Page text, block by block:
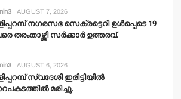
AUGUST 7, 2026
നഗരസഭ സെക്രട്ടെറി ഉള്‍പ്പെടെ 19
തരംതാഴ്ത്തി സര്‍ക്കാര്‍ ഉത്തരവ്.
AUGUST 6, 2026
സ്വദേശി ഇരിട്ടിയില്‍
മരിച്ചു.